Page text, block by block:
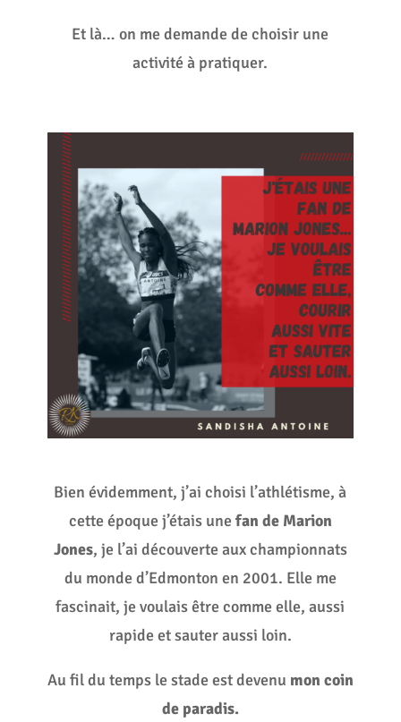
Et là… on me demande de choisir une
activité à pratiquer.
Bien évidemment, j’ai choisi l’athlétisme, à
cette époque j’étais une fan de Marion
Jones, je l’ai découverte aux championnats
du monde d’Edmonton en 2001. Elle me
fascinait, je voulais être comme elle, aussi
rapide et sauter aussi loin.
Au fil du temps le stade est devenu mon coin
de paradis.